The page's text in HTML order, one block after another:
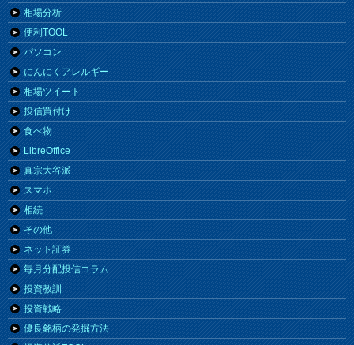
相場分析
便利TOOL
パソコン
にんにくアレルギー
相場ツイート
投信買付け
食べ物
LibreOffice
真宗大谷派
スマホ
相続
その他
ネット証券
毎月分配投信コラム
投資教訓
投資戦略
優良銘柄の発掘方法